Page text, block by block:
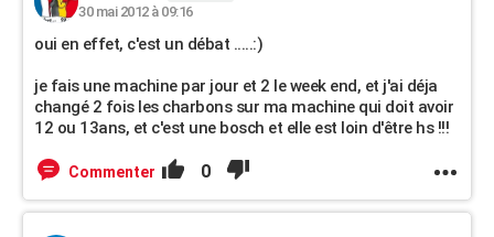
30 mai 2012 à 09:16
oui en effet, c'est un débat .....:)
je fais une machine par jour et 2 le week end, et j'ai déja
changé 2 fois les charbons sur ma machine qui doit avoir
12 ou 13ans, et c'est une bosch et elle est loin d'être hs !!!
Commenter 0